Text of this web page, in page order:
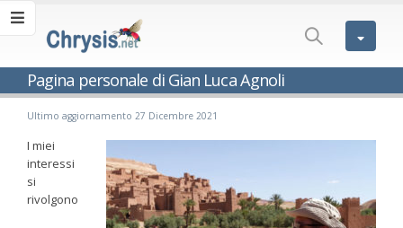
Pagina personale di Gian Luca Agnoli
Ultimo aggiornamento 27 Dicembre 2021
I miei
interessi
si
rivolgono